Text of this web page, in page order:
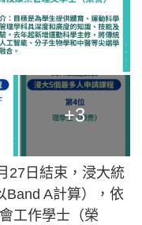
+3
27日結束，浸大統
Band A計算），依
工作學士（榮